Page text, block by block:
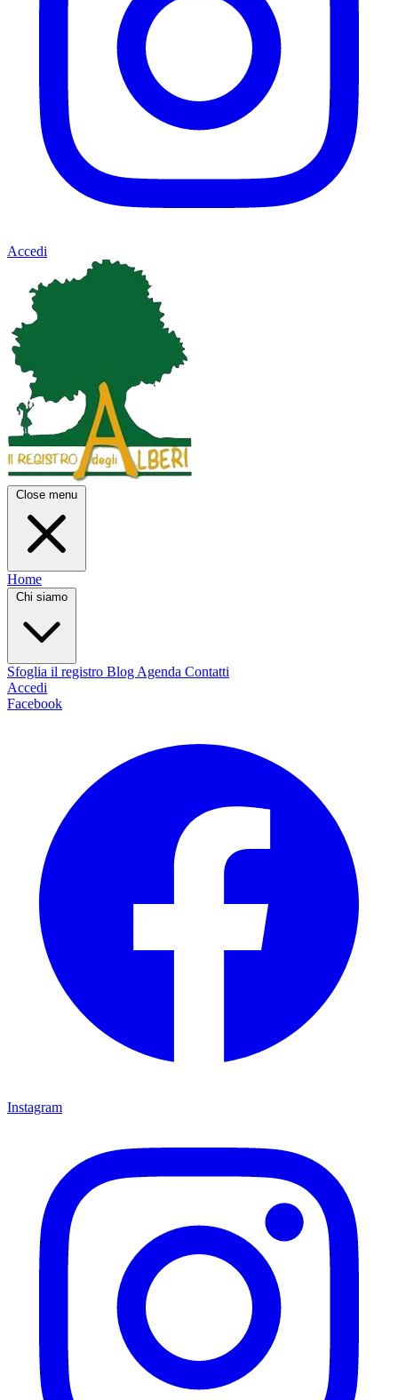
Accedi
Close menu
Home
Chi siamo
Sfoglia il registro Blog Agenda Contatti
Accedi
Facebook
Instagram